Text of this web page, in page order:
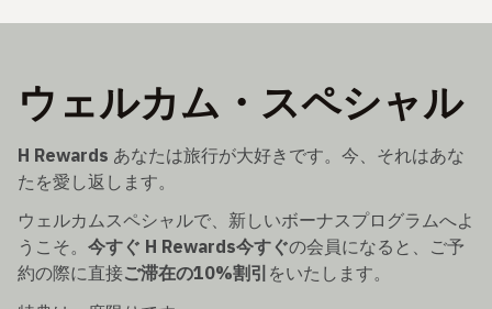
ウェルカム・スペシャル
H Rewards あなたは旅行が大好きです。今、それはあな
たを愛し返します。
ウェルカムスペシャルで、新しいボーナスプログラムへよ
うこそ。 今すぐ H Rewards今すぐの会員になると、ご予
約の際に直接ご滞在の10%割引 をいたします。